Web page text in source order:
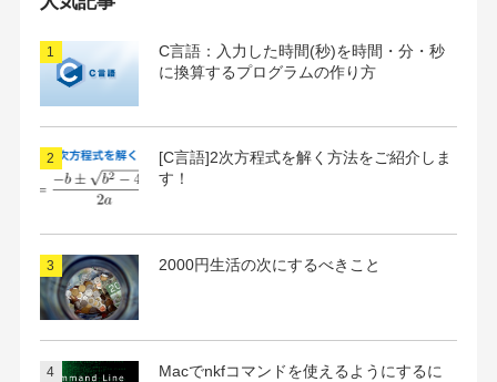
C言語：入力した時間(秒)を時間・分・秒
に換算するプログラムの作り方
[C言語]2次方程式を解く方法をご紹介しま
す！
2000円生活の次にするべきこと
Macでnkfコマンドを使えるようにするに